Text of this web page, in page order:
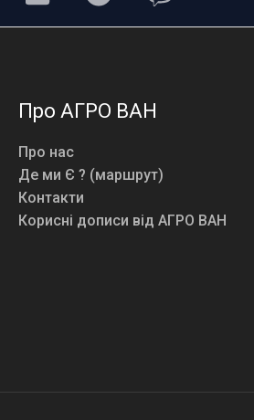
Про АГРО ВАН
Про нас
Де ми Є ? (маршрут)
Контакти
Корисні дописи від АГРО ВАН